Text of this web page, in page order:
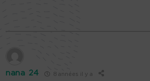
nana 24 8 années il y a